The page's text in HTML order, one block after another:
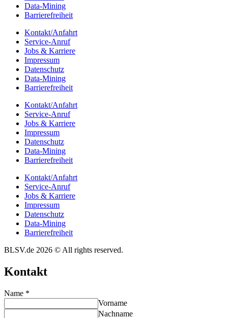
Data-Mining
Barrie­re­frei­heit
Kontakt/​​Anfahrt
Service-Anruf
Jobs & Karriere
Impres­sum
Daten­schutz
Data-Mining
Barrie­re­frei­heit
Kontakt/​​Anfahrt
Service-Anruf
Jobs & Karriere
Impres­sum
Daten­schutz
Data-Mining
Barrie­re­frei­heit
Kontakt/​​Anfahrt
Service-Anruf
Jobs & Karriere
Impres­sum
Daten­schutz
Data-Mining
Barrie­re­frei­heit
BLSV.de 2026 © All rights reserved.
Kontakt
Name *
Vorname
Nachname